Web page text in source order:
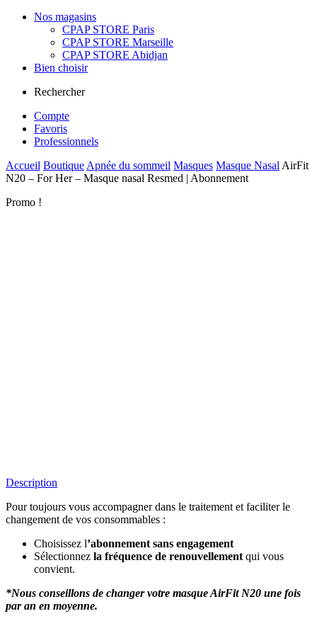
Nos magasins
CPAP STORE Paris
CPAP STORE Marseille
CPAP STORE Abidjan
Bien choisir
Rechercher
Compte
Favoris
Professionnels
Accueil BoutiqueApnée du sommeil Masques Masque NasalAirFit
N20 – For Her – Masque nasal Resmed | Abonnement
Promo !
Description
Pour toujours vous accompagner dans le traitement et faciliter le
changement de vos consommables :
Choisissez l’abonnement sans engagement
Sélectionnez la fréquence de renouvellementqui vous
convient.
*Nous conseillons de changer votre masque AirFit N20 une fois
par an en moyenne.